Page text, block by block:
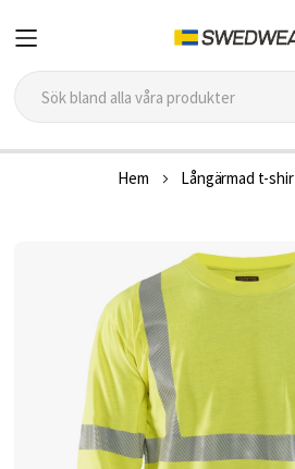
Hem Långärmad t-
bildgalleriet